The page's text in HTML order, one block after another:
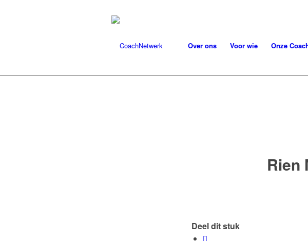
Over ons Voor wie Onze
Rien
Deel dit stuk